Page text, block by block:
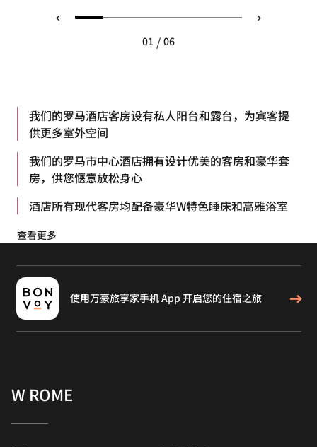
01 / 06
我们的罗马酒店客房设有私人阳台和露台，为宾客提
供更多室外空间
我们的罗马市中心酒店拥有设计优美的客房和豪华套
房，供您惬意放松身心
酒店所有现代客房均配备豪华W特色睡床和高雅浴室
查看更多
使用万豪旅享家手机 App 开启您的住宿之旅
W ROME